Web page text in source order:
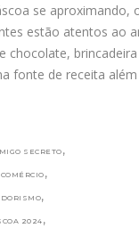
se aproximando,
estão atentos ao
chocolate,
fonte de receita
SECRETO ,
COMÉRCIO ,
,
2024,